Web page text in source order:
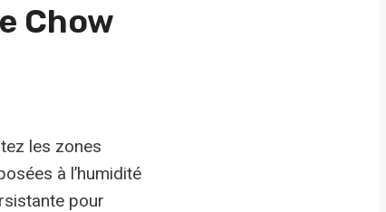
Chow
les zones
à l’humidité
pour